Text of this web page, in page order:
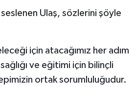
Ulaş, sözlerini şöyle
için atacağımız her adım
ve eğitimi için bilinçli
ortak sorumluluğudur.